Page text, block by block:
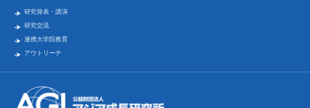
研究発表・講演
研究交流
連携大学院教育
アウトリーチ